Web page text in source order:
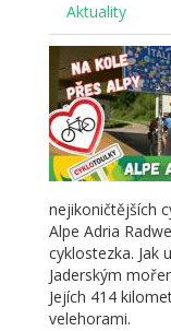
Aktuality
nejikoničtějších
Alpe Adria
cyklostezka. Jak
Jaderským
Jejích 414
velehorami.